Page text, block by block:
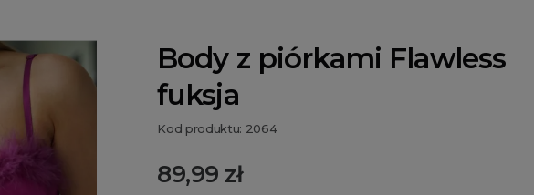
Body z piórkami Flawless
fuksja
Kod produktu: 2064
89,99 zł